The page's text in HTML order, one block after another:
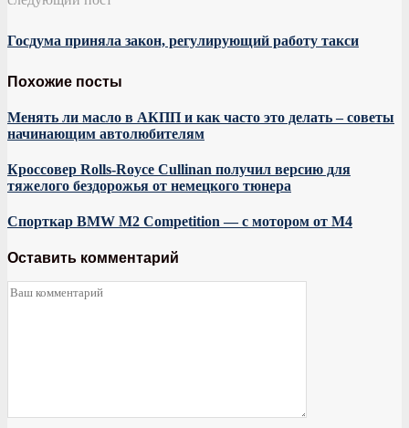
Госдума приняла закон, регулирующий работу такси
Похожие посты
Менять ли масло в АКПП и как часто это делать – советы
начинающим автолюбителям
Кроссовер Rolls-Royce Cullinan получил версию для
тяжелого бездорожья от немецкого тюнера
Спорткар BMW M2 Competition — с мотором от M4
Оставить комментарий